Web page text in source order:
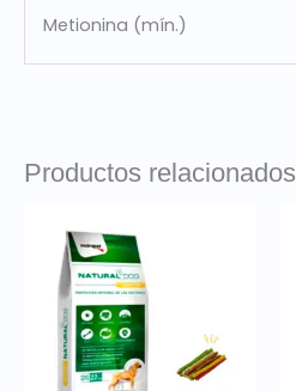
Metionina (mín.)
Productos relacionados